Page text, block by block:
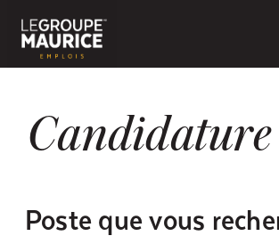
Candidature
Poste que vous